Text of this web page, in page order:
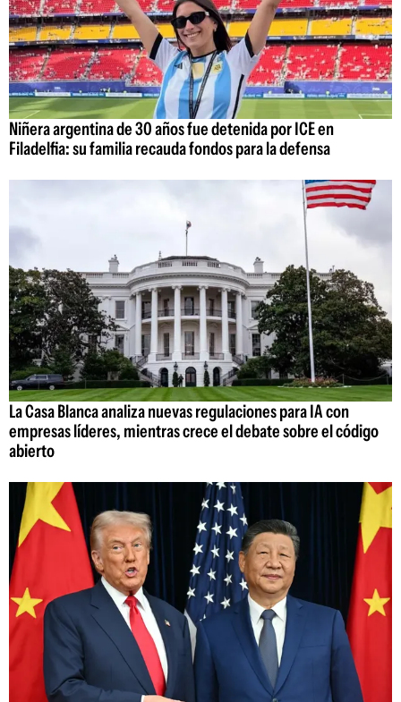
Niñera argentina de 30 años fue detenida por ICE en
Filadelfia: su familia recauda fondos para la defensa
La Casa Blanca analiza nuevas regulaciones para IA con
empresas líderes, mientras crece el debate sobre el código
abierto